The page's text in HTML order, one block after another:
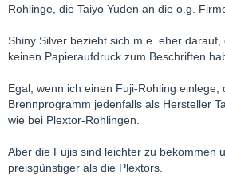
Rohlinge, die Taiyo Yuden an die o.g.
Shiny Silver bezieht sich m.e. eher
keinen Papieraufdruck zum Beschriften
Egal, wenn ich einen Fuji-Rohling einlege,
Brennprogramm jedenfalls als Hersteller
wie bei Plextor-Rohlingen.
Aber die Fujis sind leichter zu bekommen
preisgünstiger als die Plextors.